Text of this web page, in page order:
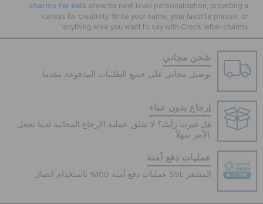
charms for kids allow for next-level personalization, providing a
canvas for creativity. Write your name, your favorite phrase, or
anything else you want to say with Crocs letter charms!
شحن مجاني
توصيل مجاني على جميع الطلبيات المدفوعة مقدما
إرجاع بدون عناء
هل غيرت رأيك؟ لا تقلق. عملية الإرجاع المجانية لدينا تجعل
عمليات دفع آمنة
عمليات دفع آمنة 100% باستخدام اتصال SSL المشفر